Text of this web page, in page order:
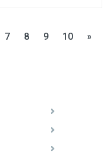
7 8 9 10 »